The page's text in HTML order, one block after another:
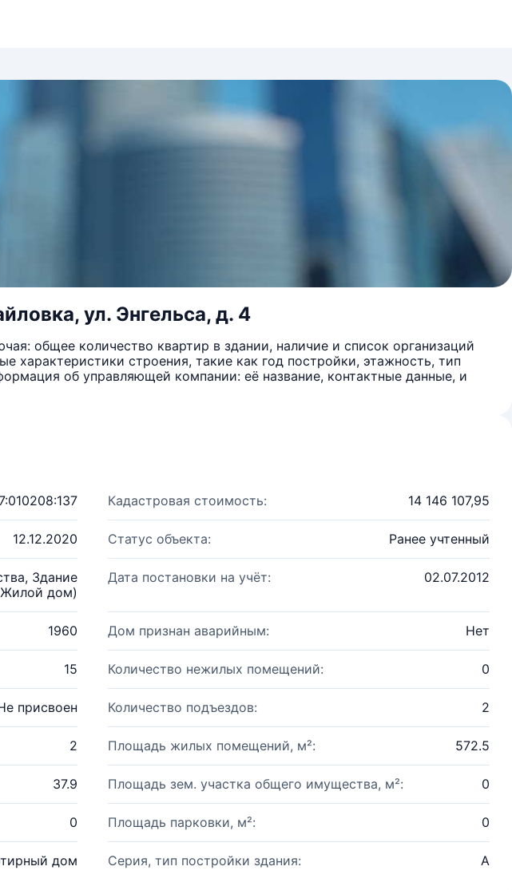
ул. Энгельса, д. 4
общее количество квартир в здании, наличие и список организаций
характеристики строения, такие как год постройки, этажность, тип
об управляющей компании: её название, контактные данные, и
Кадастровая стоимость: 14 146 107,95
12.12.2020 Статус объекта: Ранее учтенный
Здание
дом)
Дата постановки на учёт: 02.07.2012
1960 Дом признан аварийным: Нет
15 Количество нежилых помещений: 0
присвоен Количество подъездов: 2
2 Площадь жилых помещений, м²: 572.5
37.9 Площадь зем. участка общего имущества, м²: 0
0 Площадь парковки, м²: 0
дом Серия, тип постройки здания: А